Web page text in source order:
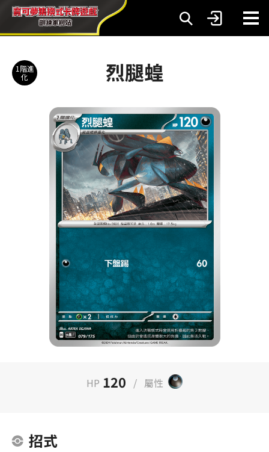
1階進
化
烈腿蝗
HP 120 / 屬性
招式